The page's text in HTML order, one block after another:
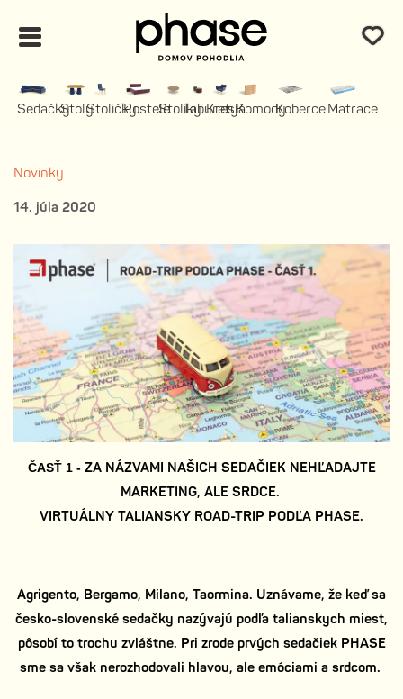
SedačkyStolyStoličkyPosteleStolíkyTaburety
KresláKomodyKoberceMatrace
Novinky
14. júla 2020
ČASŤ 1 - ZA NÁZVAMI NAŠICH SEDAČIEK NEHĽADAJTE
MARKETING, ALE SRDCE.
VIRTUÁLNY TALIANSKY ROAD-TRIP PODĽA PHASE.
Agrigento, Bergamo, Milano, Taormina. Uznávame, že keď sa
česko-slovenské sedačky nazývajú podľa talianskych miest,
pôsobí to trochu zvláštne. Pri zrode prvých sedačiek PHASE
sme sa však nerozhodovali hlavou, ale emóciami a srdcom.